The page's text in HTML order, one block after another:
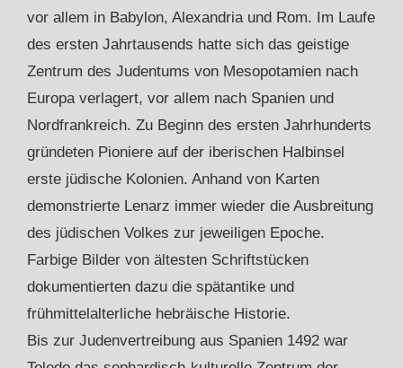
vor allem in Babylon, Alexandria und Rom. Im Laufe
des ersten Jahrtausends hatte sich das geistige
Zentrum des Judentums von Mesopotamien nach
Europa verlagert, vor allem nach Spanien und
Nordfrankreich. Zu Beginn des ersten Jahrhunderts
gründeten Pioniere auf der iberischen Halbinsel
erste jüdische Kolonien. Anhand von Karten
demonstrierte Lenarz immer wieder die Ausbreitung
des jüdischen Volkes zur jeweiligen Epoche.
Farbige Bilder von ältesten Schriftstücken
dokumentierten dazu die spätantike und
frühmittelalterliche hebräische Historie.
Bis zur Judenvertreibung aus Spanien 1492 war